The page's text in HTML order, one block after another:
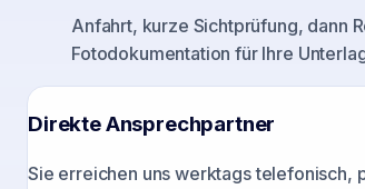
Anfahrt, kurze Sichtprüfung, dann
Fotodokumentation für Ihre
Direkte Ansprechpartner
Sie erreichen uns werktags telefonisch,